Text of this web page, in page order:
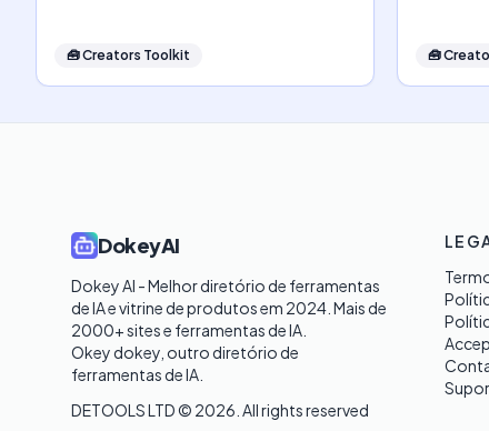
🧰Creators Toolkit 🧰
DokeyAI
Dokey AI - Melhor diretório de ferramentas
de IA e vitrine de produtos em 2024. Mais de
2000+ sites e ferramentas de IA.
Okey dokey, outro diretório de
ferramentas de IA.
DETOOLS LTD © 2026 . All rights reserved